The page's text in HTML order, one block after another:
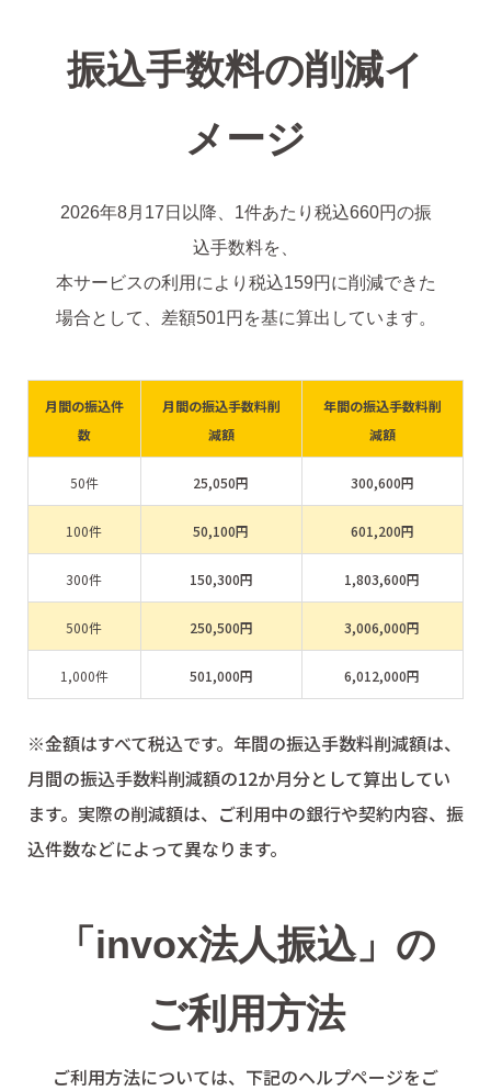
振込手数料の削減イ
メージ
2026年8月17日以降、1件あたり税込660円の振
込手数料を、
本サービスの利用により税込159円に削減できた
場合として、差額501円を基に算出しています。
月間の振込件
数
月間の振込手数料削
減額
年間の振込手数料削
減額
50件 25,050円 300,600円
100件 50,100円 601,200円
300件 150,300円 1,803,600円
500件 250,500円 3,006,000円
1,000件 501,000円 6,012,000円
※金額はすべて税込です。年間の振込手数料削減額は、
月間の振込手数料削減額の12か月分として算出してい
ます。実際の削減額は、ご利用中の銀行や契約内容、振
込件数などによって異なります。
「invox法人振込」の
ご利用方法
ご利用方法については、下記のヘルプページをご